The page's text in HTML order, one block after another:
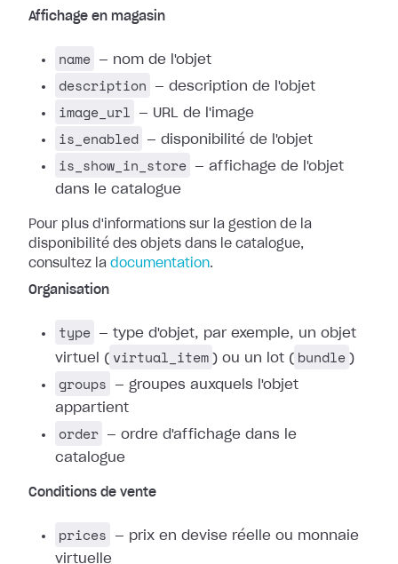
Affichage en magasin
name — nom de l'objet
description — description de l'objet
image_url — URL de l'image
is_enabled — disponibilité de l'objet
is_show_in_store
— affichage de l'objet
dans le catalogue
Pour plus d'informations sur la gestion de la
disponibilité des objets dans le catalogue,
consultez la documentation.
Organisation
type
— type d'objet, par exemple, un objet
virtuel ( virtual_item ) ou un lot ( bundle )
groups
— groupes auxquels l'objet
appartient
order
— ordre d'affichage dans le
catalogue
Conditions de vente
prices
— prix en devise réelle ou monnaie
virtuelle